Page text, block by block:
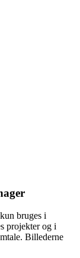
bruges i
projekter og i
Billederne